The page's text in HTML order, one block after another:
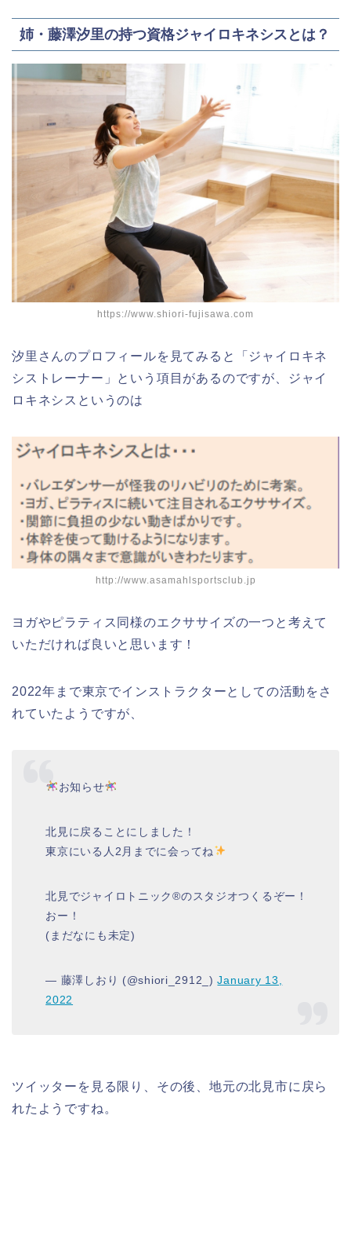
姉・藤澤汐里の持つ資格ジャイロキネシスとは？
https://www.shiori-fujisawa.com
汐里さんのプロフィールを見てみると「ジャイロキネ
シストレーナー」という項目があるのですが、ジャイ
ロキネシスというのは
http://www.asamahlsportsclub.jp
ヨガやピラティス同様のエクササイズの一つと考えて
いただければ良いと思います！
2022年まで東京でインストラクターとしての活動をさ
れていたようですが、
お知らせ
北見に戻ることにしました！
東京にいる人2月までに会ってね
北見でジャイロトニック®のスタジオつくるぞー！
おー！
(まだなにも未定)
— 藤澤しおり (@shiori_2912_)January 13,
2022
ツイッターを見る限り、その後、地元の北見市に戻ら
れたようですね。